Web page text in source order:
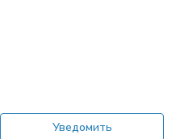
Уведомить